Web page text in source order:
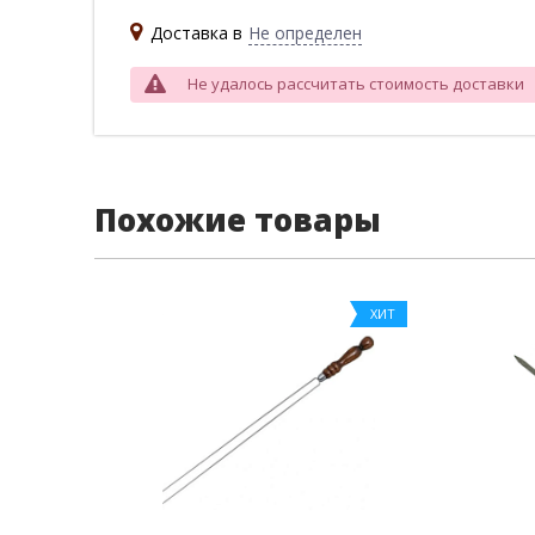
Доставка в Не определен
Не удалось рассчитать стоимость доставки
Похожие товары
ХИТ